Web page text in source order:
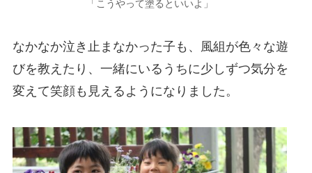
「こうやって塗るといいよ」
なかなか泣き止まなかった子も、風組が色々な遊
びを教えたり、一緒にいるうちに少しずつ気分を
変えて笑顔も見えるようになりました。